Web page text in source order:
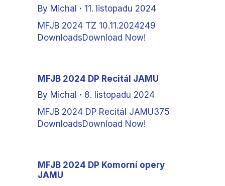
By Michal
11. listopadu 2024
MFJB 2024 TZ 10.11.2024249
DownloadsDownload Now!
MFJB 2024 DP Recitál JAMU
By Michal
8. listopadu 2024
MFJB 2024 DP Recitál JAMU375
DownloadsDownload Now!
MFJB 2024 DP Komorní opery
JAMU